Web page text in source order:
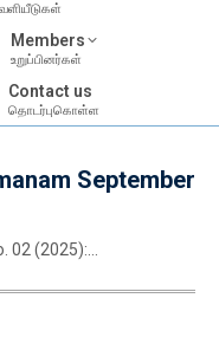
Members
உறுப்பினர்கள்
Contact us
தொடர்புகொள்ள
September
02 (2025):…